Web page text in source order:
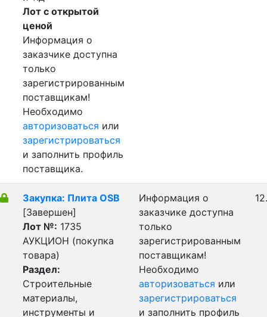
Лот с открытой
ценой
Информация о
заказчике доступна
только
зарегистрированным
поставщикам!
Необходимо
авторизоваться или
зарегистрироваться
и заполнить профиль
поставщика.
Закупка: Плита OSB
[Завершен]
Лот №: 1735
АУКЦИОН (покупка
товара)
Раздел:
Строительные
материалы,
инструменты и
Информация о
заказчике доступна
только
зарегистрированным
поставщикам!
Необходимо
авторизоваться или
зарегистрироваться
и заполнить профиль